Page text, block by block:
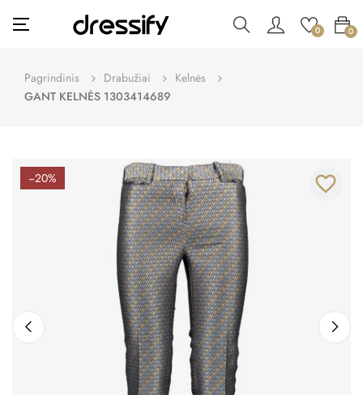
Toggle
navigation
☰ 0 0
Pagrindinis Drabužiai
Kelnės
GANT KELNĖS 1303414689
−20% favorite_border